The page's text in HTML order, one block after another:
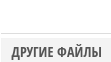
ДРУГИЕ ФАЙЛЫ